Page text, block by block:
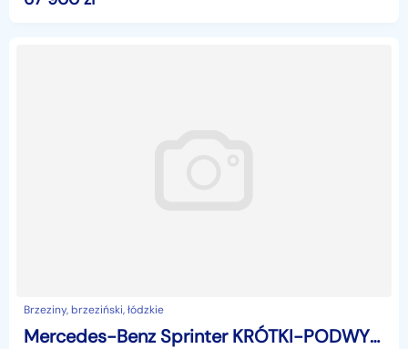
Brzeziny, brzeziński, łódzkie
Mercedes-Benz Sprinter KRÓTKI-PODWYŻSZONY Z WINDĄ 750KG, BEZWYPADKOWY , VAT-23%